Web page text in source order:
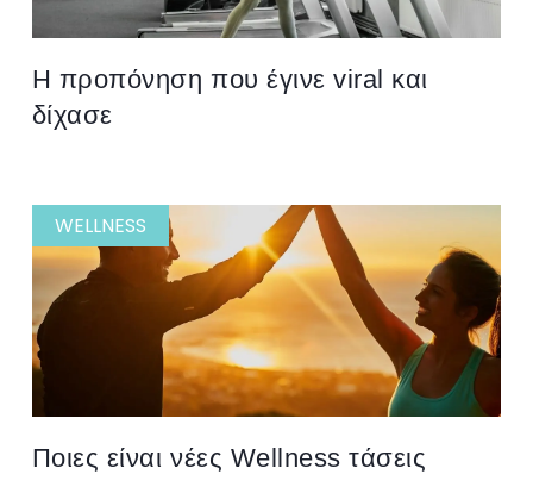
H προπόνηση που έγινε viral και
δίχασε
WELLNESS
Ποιες είναι νέες Wellness τάσεις